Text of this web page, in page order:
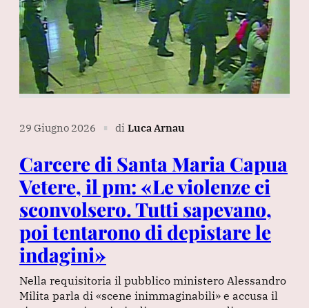
29 Giugno 2026 ∎ di Luca Arnau
Carcere di Santa Maria Capua
Vetere, il pm: «Le violenze ci
sconvolsero. Tutti sapevano,
poi tentarono di depistare le
indagini»
Nella requisitoria il pubblico ministero Alessandro
Milita parla di «scene inimmaginabili» e accusa il